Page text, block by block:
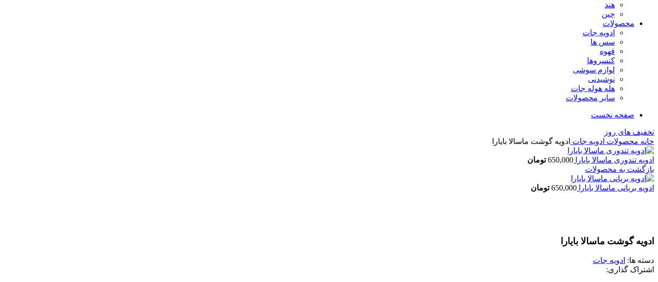
هند
چین
محصولات
ادویه جات
سس ها
قهوه
کنسروها
لوازم سوشی
نوشیدنی
هله هوله جات
سایر محصولات
صفحه نخست
تخفیف های روز
خانه محصولات ادویه جات ادویه گوشت ماسالا بایارا
ادویه تندوری ماسالا بایارا 650,000 تومان
بازگشت به محصولات
ادویه بریانی ماسالا بایارا 650,000 تومان
ادویه گوشت ماسالا بایارا
دسته ها: ادویه جات
اشتراک گذاری: